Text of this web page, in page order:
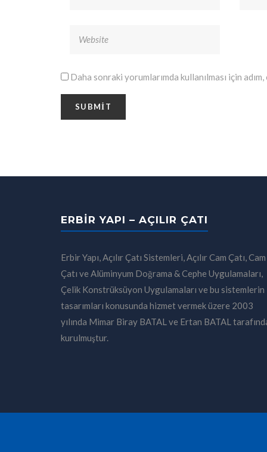
Daha sonraki yorumlarımda kullanılması için
ERBIR YAPI – AÇILIR ÇATI
Erbir Yapı, Açılır Çatı Sistemleri, Açılır Cam Çatı, Cam
Çatı ve Alüminyum Doğrama & Cephe Uygulamaları,
Çelik Konstrüksüyon Uygulamaları ve bu sistemlerin
tasarımları konusunda hizmet vermek üzere 2003
yılında Mimar Biray BATAL ve Ertan BATAL
kurulmuştur.